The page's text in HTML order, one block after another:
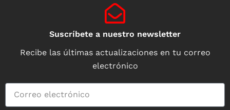
Suscríbete a nuestro newsletter
Recibe las últimas actualizaciones en tu correo
electrónico